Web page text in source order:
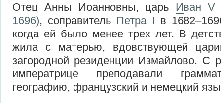
Отец Анны Иоанновны, царь Иван V
1696), соправитель Петра I в
когда ей было менее трех лет. В
жила с матерью, вдовствующей
загородной резиденции Измайлово. С
императрице преподавали
географию, французский и немецкий